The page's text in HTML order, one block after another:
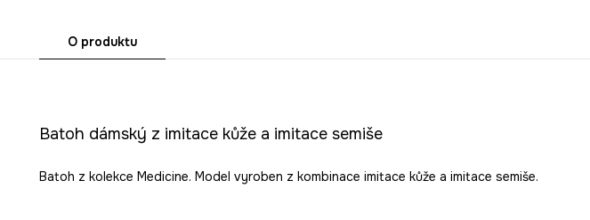
O produktu
Batoh dámský z imitace kůže a imitace semiše
Batoh z kolekce Medicine. Model vyroben z kombinace imitace kůže a imitace semiše.